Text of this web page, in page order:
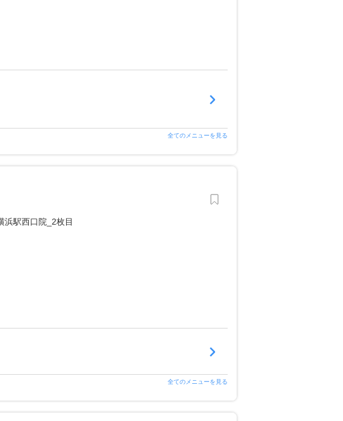
全てのメニューを見る
全てのメニューを見る